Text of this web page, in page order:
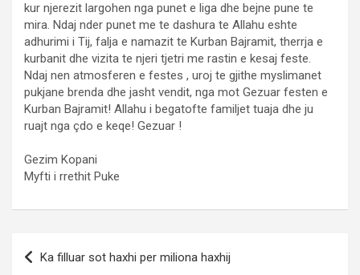
kur njerezit largohen nga punet e liga dhe bejne pune te
mira. Ndaj nder punet me te dashura te Allahu eshte
adhurimi i Tij, falja e namazit te Kurban Bajramit, therrja e
kurbanit dhe vizita te njeri tjetri me rastin e kesaj feste.
Ndaj nen atmosferen e festes , uroj te gjithe myslimanet
pukjane brenda dhe jasht vendit, nga mot Gezuar festen e
Kurban Bajramit! Allahu i begatofte familjet tuaja dhe ju
ruajt nga çdo e keqe! Gezuar !
Gezim Kopani
Myfti i rrethit Puke
Post
Ka filluar sot haxhi per miliona haxhij